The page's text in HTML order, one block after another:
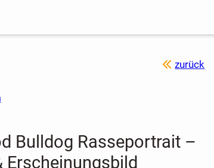
zurück
Bulldog Rasseportrait –
Erscheinungsbild